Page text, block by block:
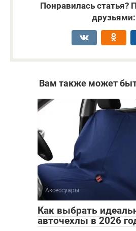
Понравилась статья?
друзьями:
Вам также может
Аксессуары
Как выбрать
авточехлы в 2026